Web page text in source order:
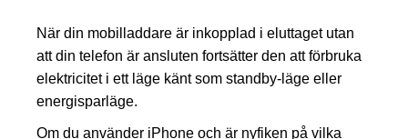
När din mobilladdare är inkopplad i eluttaget utan
att din telefon är ansluten fortsätter den att förbruka
elektricitet i ett läge känt som standby-läge eller
energisparläge.
Om du använder iPhone och är nyfiken på vilka